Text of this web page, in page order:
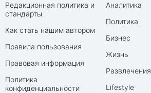
Редакционная политика и
стандарты
Как стать нашим автором
Правила пользования
Правовая информация
Политика
конфиденциальности
Аналитика
Политика
Бизнес
Жизнь
Развлечения
Lifestyle